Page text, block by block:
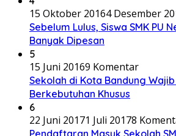
15 Oktober 20164 Desember
Sebelum Lulus, Siswa SMK PU
Banyak Dipesan
5
15 Juni 20169 Komentar
Sekolah di Kota Bandung
Berkebutuhan Khusus
6
22 Juni 20171 Juli 20178